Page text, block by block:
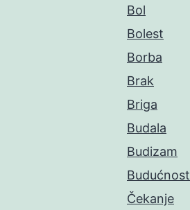
Bol
Bolest
Borba
Brak
Briga
Budala
Budizam
Budućnost
Čekanje